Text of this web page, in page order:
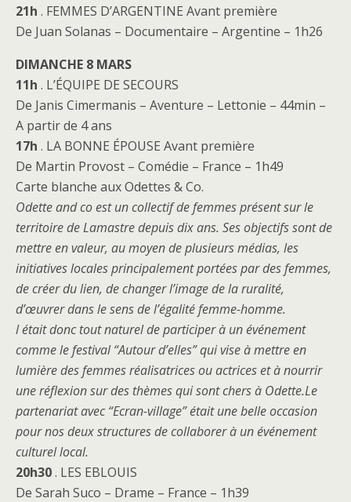
21h . FEMMES D’ARGENTINE Avant première
De Juan Solanas – Documentaire – Argentine – 1h26
DIMANCHE 8 MARS
11h . L’ÉQUIPE DE SECOURS
De Janis Cimermanis – Aventure – Lettonie – 44min –
A partir de 4 ans
17h . LA BONNE ÉPOUSE Avant première
De Martin Provost – Comédie – France – 1h49
Carte blanche aux Odettes & Co.
Odette and co est un collectif de femmes présent sur le
territoire de Lamastre depuis dix ans. Ses objectifs sont de
mettre en valeur, au moyen de plusieurs médias, les
initiatives locales principalement portées par des femmes,
de créer du lien, de changer l’image de la ruralité,
d’œuvrer dans le sens de l’égalité femme-homme.
l était donc tout naturel de participer à un événement
comme le festival “Autour d’elles” qui vise à mettre en
lumière des femmes réalisatrices ou actrices et à nourrir
une réflexion sur des thèmes qui sont chers à Odette.Le
partenariat avec “Ecran-village” était une belle occasion
pour nos deux structures de collaborer à un événement
culturel local.
20h30. LES EBLOUIS
De Sarah Suco – Drame – France – 1h39